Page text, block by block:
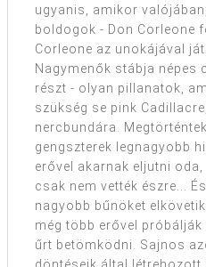
ugyanis, amikor
boldogok - Don Corleone
Corleone az unokájával
Nagymenők stábja népes
részt - olyan pillanatok,
szükség se pink
nercbundára.
gengszterek legnagyobb
erővel akarnak eljutni
csak nem vették észre...
nagyobb bűnöket
még több erővel
űrt betömködni. Sajnos